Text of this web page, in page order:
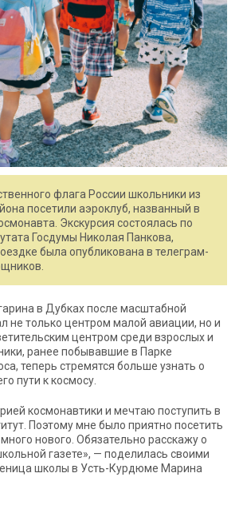
флага России школьники из
посетили аэроклуб, названный в
Экскурсия состоялась по
Госдумы Николая Панкова,
была опубликована в телеграм-
в Дубках после масштабной
не только центром малой авиации, но и
центром среди взрослых и
ранее побывавшие в Парке
теперь стремятся больше узнать о
пути к космосу.
космонавтики и мечтаю поступить в
Поэтому мне было приятно посетить
нового. Обязательно расскажу о
газете», — поделилась своими
школы в Усть-Курдюме Марина